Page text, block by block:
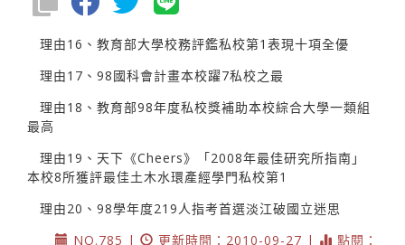
理由16、教育部大學校務評鑑私校第1表現十項全優
理由17、98國科會計畫本校躍7私校之最
理由18、教育部98年度私校獎補助本校綜合大學一類組
最高
理由19、天下《Cheers》「2008年最佳研究所指南」
本校8所獲評最佳土木水環產經學門私校第1
理由20、98學年度219人指考首選淡江破國立迷思
NO.785 |
更新時間：2010-09-27 |
點閱：